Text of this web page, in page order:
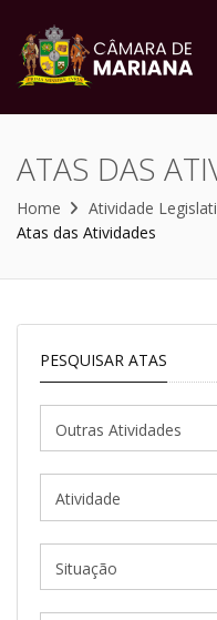
ATAS DAS
Home Atividade
Atas das Atividades
PESQUISAR ATAS